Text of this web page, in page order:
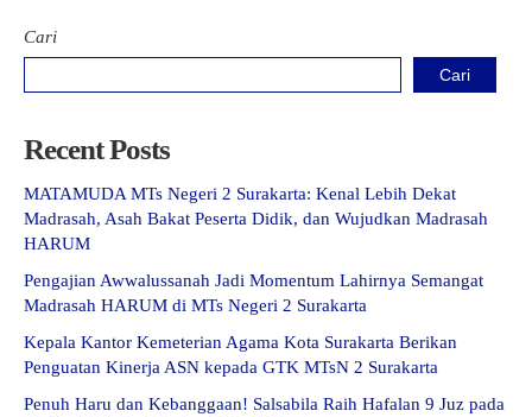
Cari
Cari
Recent Posts
MATAMUDA MTs Negeri 2 Surakarta: Kenal Lebih Dekat
Madrasah, Asah Bakat Peserta Didik, dan Wujudkan Madrasah
HARUM
Pengajian Awwalussanah Jadi Momentum Lahirnya Semangat
Madrasah HARUM di MTs Negeri 2 Surakarta
Kepala Kantor Kemeterian Agama Kota Surakarta Berikan
Penguatan Kinerja ASN kepada GTK MTsN 2 Surakarta
Penuh Haru dan Kebanggaan! Salsabila Raih Hafalan 9 Juz pada